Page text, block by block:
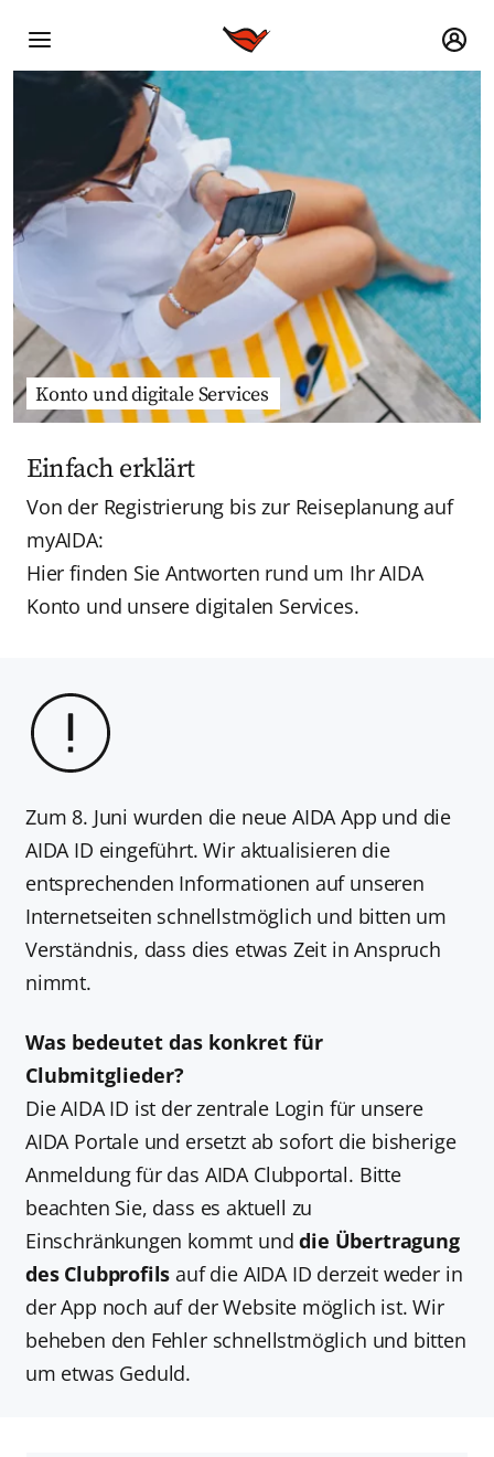
Konto und digitale Services
Einfach erklärt
Von der Registrierung bis zur Reiseplanung auf
myAIDA:
Hier finden Sie Antworten rund um Ihr AIDA
Konto und unsere digitalen Services.
Zum 8. Juni wurden die neue AIDA App und die
AIDA ID eingeführt. Wir aktualisieren die
entsprechenden Informationen auf unseren
Internetseiten schnellstmöglich und bitten um
Verständnis, dass dies etwas Zeit in Anspruch
nimmt.
Was bedeutet das konkret für
Clubmitglieder?
Die AIDA ID ist der zentrale Login für unsere
AIDA Portale und ersetzt ab sofort die bisherige
Anmeldung für das AIDA Clubportal. Bitte
beachten Sie, dass es aktuell zu
Einschränkungen kommt und die Übertragung
des Clubprofils auf die AIDA ID derzeit weder in
der App noch auf der Website möglich ist. Wir
beheben den Fehler schnellstmöglich und bitten
um etwas Geduld.